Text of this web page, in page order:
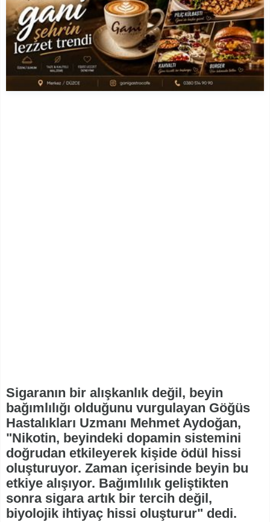
Sigaranın bir alışkanlık değil, beyin
bağımlılığı olduğunu vurgulayan Göğüs
Hastalıkları Uzmanı Mehmet Aydoğan,
"Nikotin, beyindeki dopamin sistemini
doğrudan etkileyerek kişide ödül hissi
oluşturuyor. Zaman içerisinde beyin bu
etkiye alışıyor. Bağımlılık geliştikten
sonra sigara artık bir tercih değil,
biyolojik ihtiyaç hissi oluşturur" dedi.